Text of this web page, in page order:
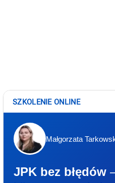
SZKOLENIE ONLINE
Małgorzata
JPK bez błędów